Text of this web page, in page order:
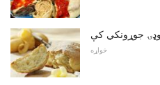
جوړونکي کې
خواړه